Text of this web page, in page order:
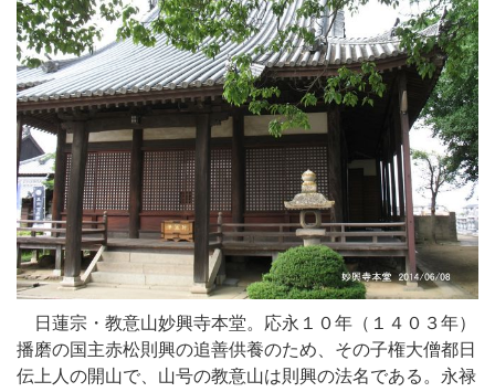
日蓮宗・教意山妙興寺本堂。応永１０年（１４０３年）
播磨の国主赤松則興の追善供養のため、その子権大僧都日
伝上人の開山で、山号の教意山は則興の法名である。永禄